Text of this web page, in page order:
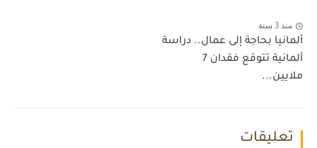
منذ 3 سنة
ألمانيا بحاجة إلى عمال.. دراسة
ألمانية تتوقع فقدان 7
ملايين...
تعليقات